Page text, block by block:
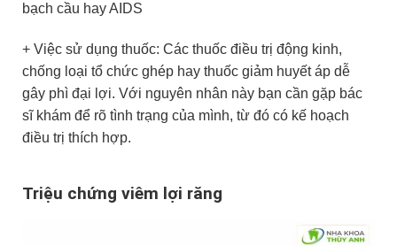
bạch cầu hay AIDS
+ Việc sử dụng thuốc: Các thuốc điều trị động kinh,
chống loại tổ chức ghép hay thuốc giảm huyết áp dễ
gây phì đại lợi. Với nguyên nhân này bạn cần gặp bác
sĩ khám để rõ tình trạng của mình, từ đó có kế hoạch
điều trị thích hợp.
Triệu chứng viêm lợi răng